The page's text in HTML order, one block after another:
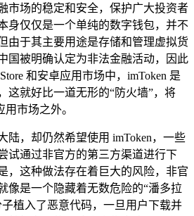
市场的稳定和安全，保护广大投资者
身仅仅是一个单纯的数字钱包，并不
由于其主要用途是存储和管理虚拟货
国被明确认定为非法金融活动，因此
和安卓应用市场中，imToken 是
这就好比一道无形的“防火墙”，将
市场之外。
陆，却仍然希望使用 imToken，一些
试通过非官方的第三方渠道进行下
，这种做法存在着巨大的风险，非官
像是一个隐藏着无数危险的“潘多拉
植入了恶意代码，一旦用户下载并